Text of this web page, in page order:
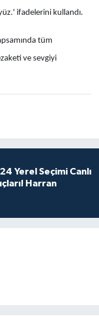
ifadelerini kullandı.
tüm
ve sevgiyi
Yerel Seçimi Canlı
Harran